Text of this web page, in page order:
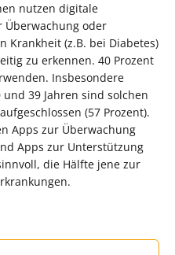
nutzen digitale
Überwachung oder
Krankheit (z.B. bei Diabetes)
zu erkennen. 40 Prozent
Insbesondere
39 Jahren sind solchen
(57 Prozent).
Apps zur Überwachung
Apps zur Unterstützung
die Hälfte jene zur